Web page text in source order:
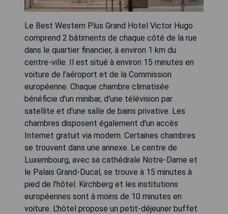
Le Best Western Plus Grand Hotel Victor Hugo
comprend 2 bâtiments de chaque côté de la rue
dans le quartier financier, à environ 1 km du
centre-ville. Il est situé à environ 15 minutes en
voiture de l'aéroport et de la Commission
européenne. Chaque chambre climatisée
bénéficie d'un minibar, d'une télévision par
satellite et d'une salle de bains privative. Les
chambres disposent également d'un accès
Internet gratuit via modem. Certaines chambres
se trouvent dans une annexe. Le centre de
Luxembourg, avec sa cathédrale Notre-Dame et
le Palais Grand-Ducal, se trouve à 15 minutes à
pied de l'hôtel. Kirchberg et les institutions
européennes sont à moins de 10 minutes en
voiture. L'hôtel propose un petit-déjeuner buffet